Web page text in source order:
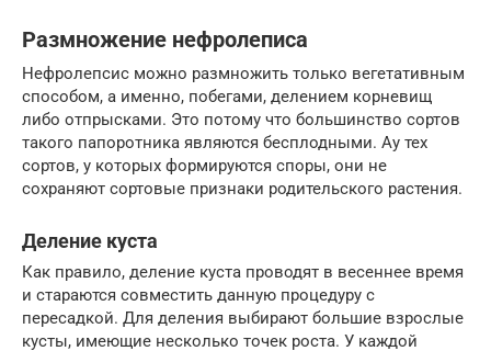
Размножение нефролеписа
Нефролепсис можно размножить только вегетативным
способом, а именно, побегами, делением корневищ
либо отпрысками. Это потому что большинство сортов
такого папоротника являются бесплодными. Ау тех
сортов, у которых формируются споры, они не
сохраняют сортовые признаки родительского растения.
Деление куста
Как правило, деление куста проводят в весеннее время
и стараются совместить данную процедуру с
пересадкой. Для деления выбирают большие взрослые
кусты, имеющие несколько точек роста. У каждой